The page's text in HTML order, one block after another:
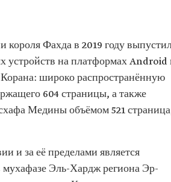
Фахда в 2019 году
на платформах Android
широко распространённую
604 страницы, а также
Медины объёмом 521
и за её пределами является
Эль-Хардж региона Эр-